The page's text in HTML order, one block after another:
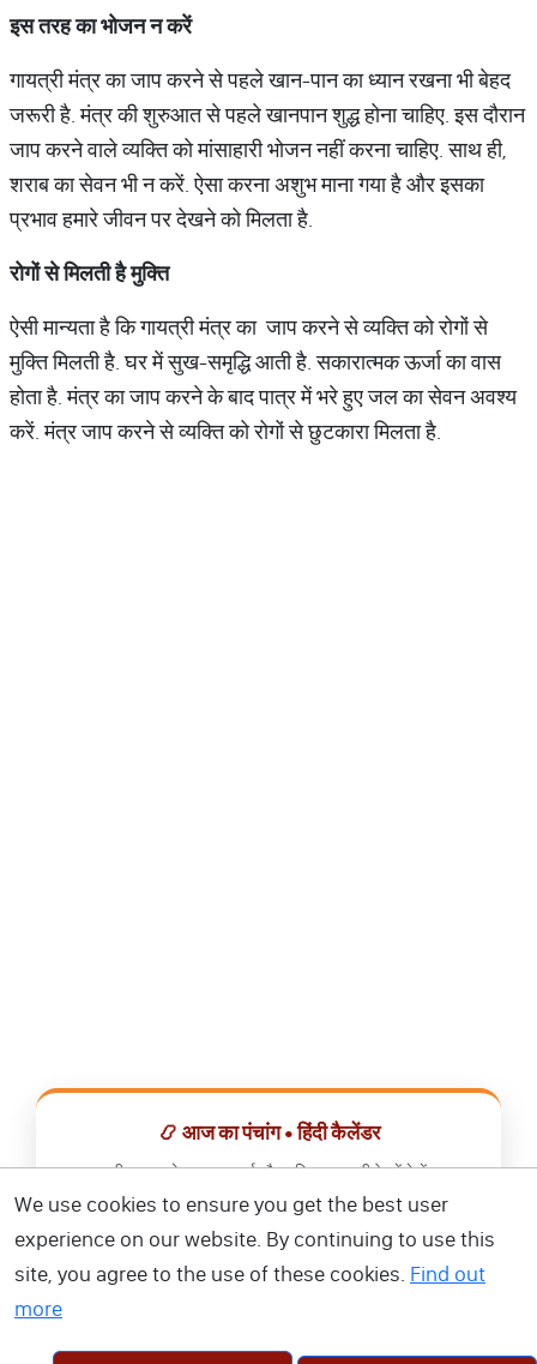
इसतरहकाभोजननकरें
गायत्री मंत्र का जाप करने से पहले खान-पान का ध्यान रखना भी बेहद
जरूरी है. मंत्र की शुरुआत से पहले खानपान शुद्ध होना चाहिए. इस दौरान
जाप करने वाले व्यक्ति को मांसाहारी भोजन नहीं करना चाहिए. साथ ही,
शराब का सेवन भी न करें. ऐसा करना अशुभ माना गया है और इसका
प्रभाव हमारे जीवन पर देखने को मिलता है.
रोगोंसेमिलतीहैमुक्ति
ऐसी मान्यता है कि गायत्री मंत्र का जाप करने से व्यक्ति को रोगों से
मुक्ति मिलती है. घर में सुख-समृद्धि आती है. सकारात्मक ऊर्जा का वास
होता है. मंत्र का जाप करने के बाद पात्र में भरे हुए जल का सेवन अवश्य
करें. मंत्र जाप करने से व्यक्ति को रोगों से छुटकारा मिलता है.
📿 आज का पंचांग • हिंदी कैलेंडर
सभी व्रत, त्योहार, शुभ मुहूर्त और राशिफल एक ही ऐप में देखें।
📅 हिंदी कैलेंडर ऐप डाउनलोड करें
We use cookies to ensure you get the best user
experience on our website. By continuing to use this
site, you agree to the use of these cookies. Find out
more